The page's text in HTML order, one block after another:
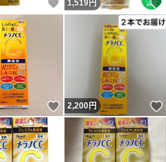
いいね！
1,519円
いいね！
2,200円